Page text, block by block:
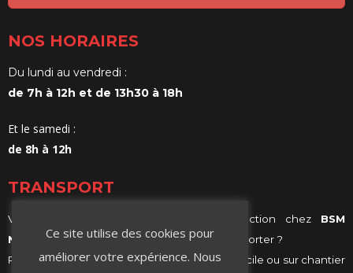
NOS HORAIRES
Du lundi au vendredi :
de 7h à 12h et de 13h30 à 18h
Et le samedi :
de 8h à 12h
TRANSPORT
Vous achetez vos matériaux de construction chez BSM
Negoceet vous ne savez comment les transporter ?
Profitez de notre services de livraison, à domicile ou sur chantier
Ce site utilise des cookies pour
améliorer votre expérience. Nous